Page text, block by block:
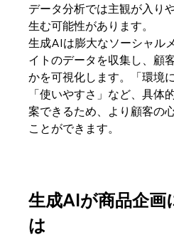
データ分析では主観が入り
生む可能性があります。
生成AIは膨大なソーシャル
イトのデータを収集し、顧
かを可視化します。「環境
「使いやすさ」など、具体
案できるため、より顧客の
ことができます。
生成AIが商品企画
は